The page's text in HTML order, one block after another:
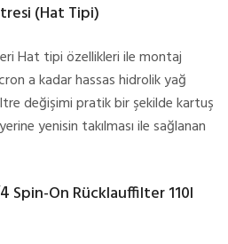
(Hat Tipi)
Hat tipi özellikleri ile montaj
a kadar hassas hidrolik yağ
değişimi pratik bir şekilde kartuş
yenisin takılması ile sağlanan
Spin-On Rücklauffilter 110l